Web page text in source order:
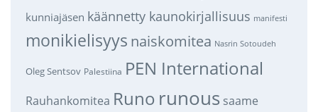
kunniajäsen käännetty kaunokirjallisuus manifesti
monikielisyys naiskomitea Nasrin Sotoudeh
Oleg Sentsov Palestiina PEN International
Rauhankomitea Runo runous saame